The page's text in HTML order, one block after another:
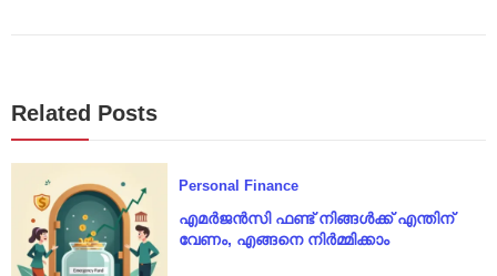
Related Posts
Personal Finance
എമർജൻസി ഫണ്ട് നിങ്ങൾക്ക് എന്തിന്
വേണം, എങ്ങനെ നിർമ്മിക്കാം